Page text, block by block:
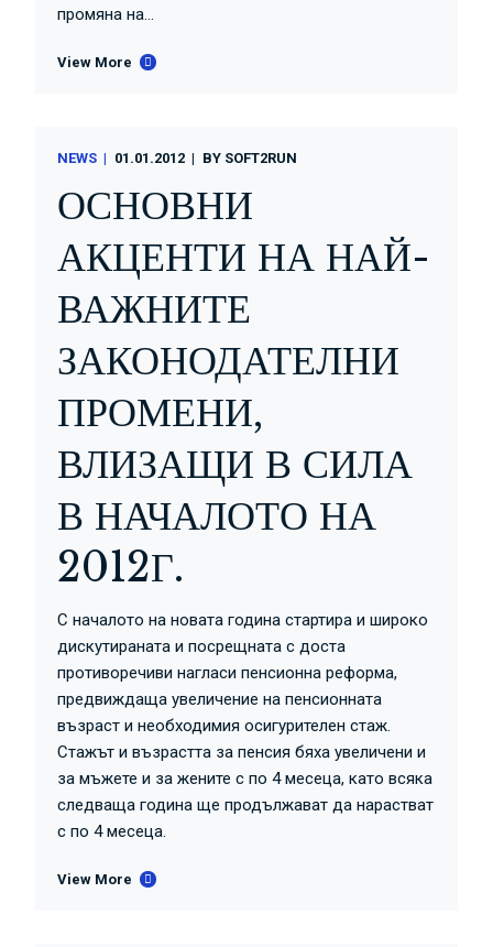
промяна на...
View More
NEWS 01.01.2012 BY SOFT2RUN
ОСНОВНИ
АКЦЕНТИ НА НАЙ-
ВАЖНИТЕ
ЗАКОНОДАТЕЛНИ
ПРОМЕНИ,
ВЛИЗАЩИ В СИЛА
В НАЧАЛОТО НА
2012Г.
С началото на новата година стартира и широко
дискутираната и посрещната с доста
противоречиви нагласи пенсионна реформа,
предвиждаща увеличение на пенсионната
възраст и необходимия осигурителен стаж.
Стажът и възрастта за пенсия бяха увеличени и
за мъжете и за жените с по 4 месеца, като всяка
следваща година ще продължават да нарастват
с по 4 месеца.
View More